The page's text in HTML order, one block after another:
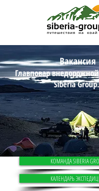
Вакансия
Главповар
Siberia
КОМАНДА SIBERIA
КАЛЕНДАРЬ